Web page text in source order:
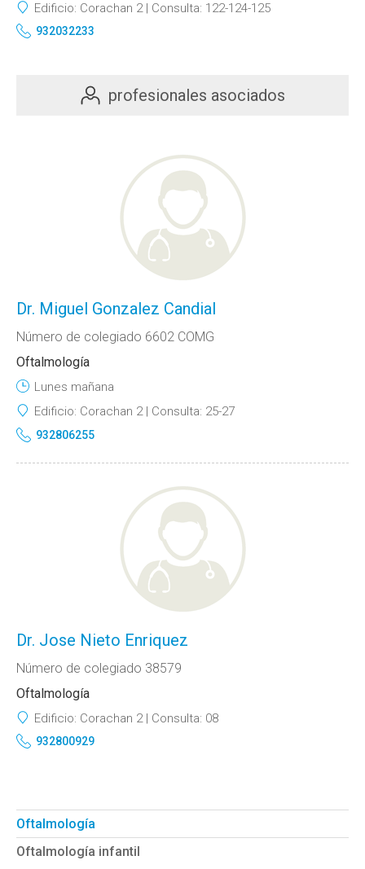
Edificio: Corachan 2 Consulta: 122-124-125
932032233
profesionales asociados
Dr. Miguel Gonzalez Candial
Número de colegiado 6602 COMG
Oftalmología
Lunes mañana
Edificio: Corachan 2 Consulta: 25-27
932806255
Dr. Jose Nieto Enriquez
Número de colegiado 38579
Oftalmología
Edificio: Corachan 2 Consulta: 08
932800929
Oftalmología
Oftalmología infantil